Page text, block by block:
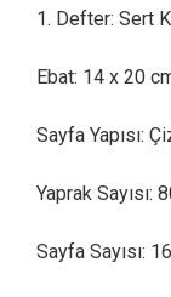
1. Defter: Sert
Ebat: 14 x 20
Sayfa Yapısı:
Yaprak Sayısı:
Sayfa Sayısı: